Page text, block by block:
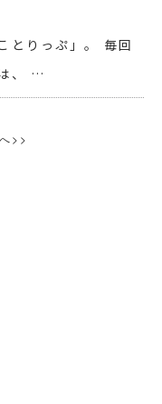
とりっぷ」。 毎回
、 …
>>